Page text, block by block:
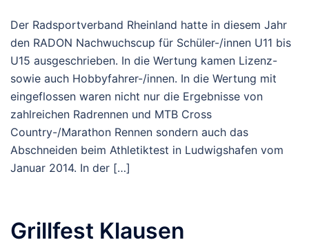
Der Radsportverband Rheinland hatte in diesem Jahr
den RADON Nachwuchscup für Schüler-/innen U11 bis
U15 ausgeschrieben. In die Wertung kamen Lizenz-
sowie auch Hobbyfahrer-/innen. In die Wertung mit
eingeflossen waren nicht nur die Ergebnisse von
zahlreichen Radrennen und MTB Cross
Country-/Marathon Rennen sondern auch das
Abschneiden beim Athletiktest in Ludwigshafen vom
Januar 2014. In der […]
Grillfest Klausen